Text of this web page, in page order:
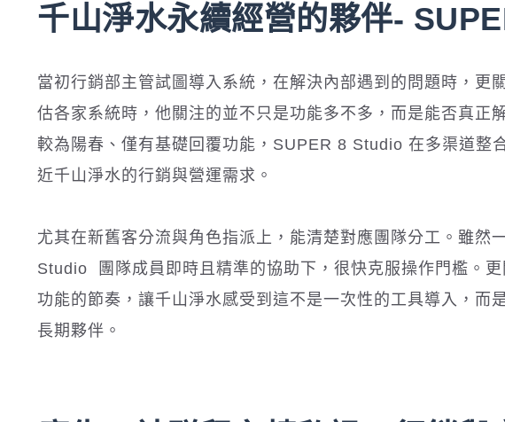
千山淨水永續經營的夥伴-
當初行銷部主管試圖導入系統，在解決內部遇到的問題時，更
估各家系統時，他關注的並不只是功能多不多，而是能否真正
較為陽春、僅有基礎回覆功能，SUPER 8 Studio 在多渠道整
近千山淨水的行銷與營運需求。
尤其在新舊客分流與角色指派上，能清楚對應團隊分工。雖
Studio 團隊成員即時且精準的協助下，很快克服操作門檻。
功能的節奏，讓千山淨水感受到這不是一次性的工具導入，而
長期夥伴。